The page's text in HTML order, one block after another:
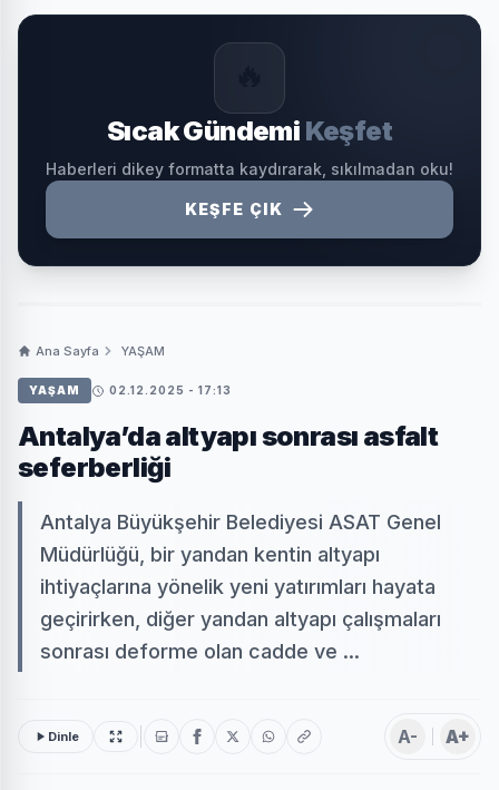
Sıcak Gündemi Keşfet
Haberleri dikey formatta kaydırarak, sıkılmadan oku!
KEŞFE ÇIK
Ana Sayfa YAŞAM
YAŞAM 02.12.2025 - 17:13
Antalya’da altyapı sonrası asfalt
seferberliği
Antalya Büyükşehir Belediyesi ASAT Genel
Müdürlüğü, bir yandan kentin altyapı
ihtiyaçlarına yönelik yeni yatırımları hayata
geçirirken, diğer yandan altyapı çalışmaları
sonrası deforme olan cadde ve ...
Dinle A- A+